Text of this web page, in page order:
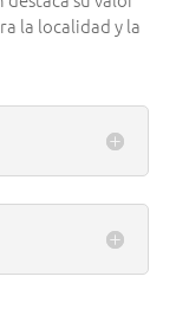
la localidad y la